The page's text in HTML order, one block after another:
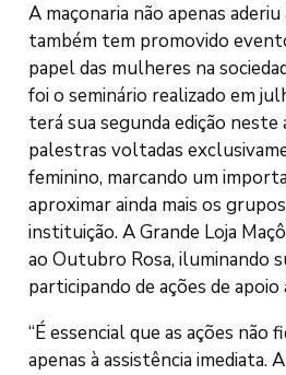
A maçonaria não apenas
também tem promovido
papel das mulheres na
foi o seminário realizado em
terá sua segunda edição
palestras voltadas
feminino, marcando um
aproximar ainda mais os
instituição. A Grande Loja
ao Outubro Rosa, iluminando
participando de ações de apoio
“É essencial que as ações não
apenas à assistência imediata.